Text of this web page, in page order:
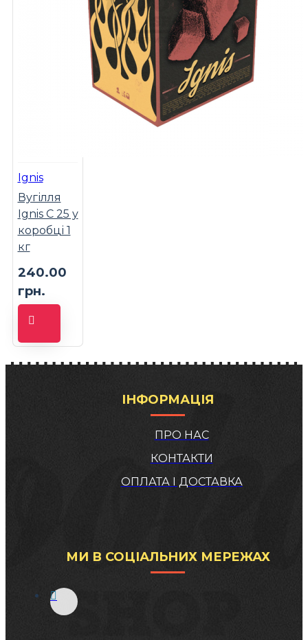
Ignis
Вугілля
Ignis C 25 у
коробці 1
кг
240.00
грн.
ІНФОРМАЦІЯ
ПРО НАС
КОНТАКТИ
ОПЛАТА І ДОСТАВКА
МИ В СОЦІАЛЬНИХ МЕРЕЖАХ